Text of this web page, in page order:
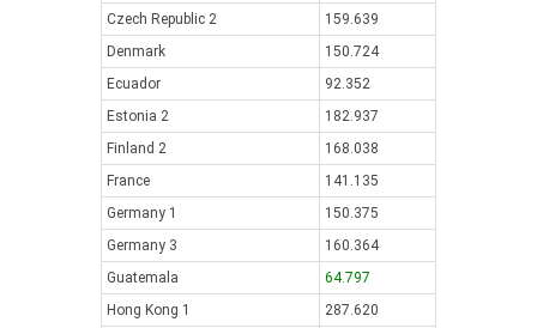
Czech Republic 2
159.639
Denmark
150.724
Ecuador
92.352
Estonia 2
182.937
Finland 2
168.038
France
141.135
Germany 1
150.375
Germany 3
160.364
Guatemala
64.797
Hong Kong 1
287.620